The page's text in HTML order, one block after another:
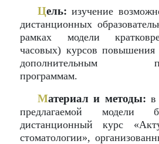
Цель: изучение
дистанционных
рамках модели
часовых) курсов
дополнительным
программам.
Материал и методы: в
предлагаемой модели
дистанционный курс
стоматологии»,